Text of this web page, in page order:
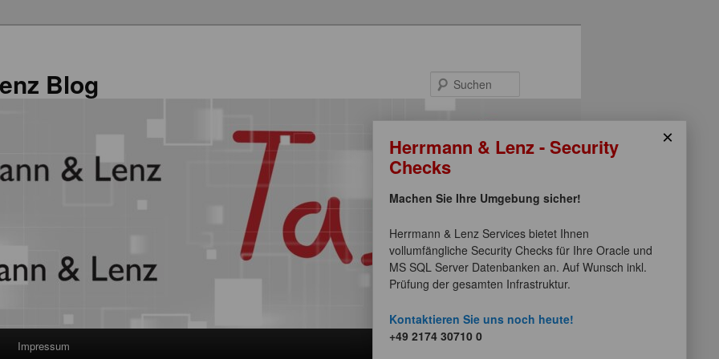
Blog
Impressum
×
Herrmann & Lenz - Security
Checks
Machen Sie Ihre Umgebung sicher!
Herrmann & Lenz Services bietet Ihnen
vollumfängliche Security Checks für Ihre Oracle und
MS SQL Server Datenbanken an. Auf Wunsch inkl.
Prüfung der gesamten Infrastruktur.
Kontaktieren Sie uns noch heute!
+49 2174 30710 0